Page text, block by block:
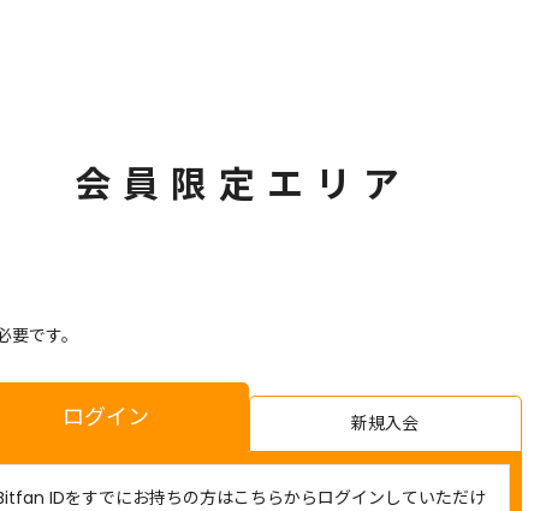
会員限定エリア
です。
ログイン 新規入会
IDをすでにお持ちの方はこちらからログインしていただけ